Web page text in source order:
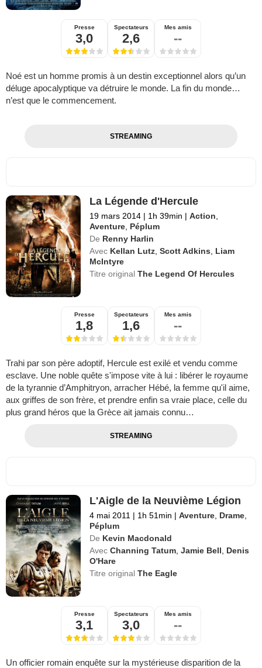
Presse
3,0
Spectateurs
2,6
Mes amis
--
Noé est un homme promis à un destin exceptionnel alors qu’un
déluge apocalyptique va détruire le monde. La fin du monde…
n’est que le commencement.
STREAMING
La Légende d'Hercule
19 mars 2014 | 1h 39min | Action
Aventure Péplum
De Renny Harlin
Avec Kellan Lutz ,Scott Adkins
Liam
McIntyre
Titre originalThe Legend Of Hercules
Presse
1,8
Spectateurs
1,6
Mes amis
--
Trahi par son père adoptif, Hercule est exilé et vendu comme
esclave. Une noble quête s'impose vite à lui : libérer le royaume
de la tyrannie d’Amphitryon, arracher Hébé, la femme qu'il aime,
aux griffes de son frère, et prendre enfin sa vraie place, celle du
plus grand héros que la Grèce ait jamais connu…
STREAMING
L'Aigle de la Neuvième Légion
4 mai 2011 | 1h 51min | Aventure Drame
Péplum
De Kevin Macdonald
Avec Channing Tatum ,Jamie Bell
Denis
O'Hare
Titre originalThe Eagle
Presse
3,1
Spectateurs
3,0
Mes amis
--
Un officier romain enquête sur la mystérieuse disparition de la